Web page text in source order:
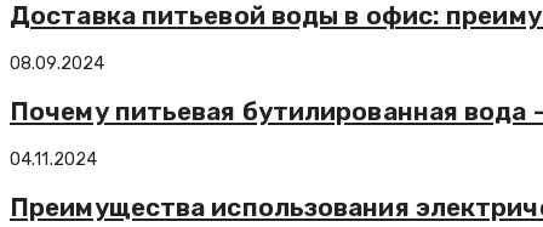
Доставка питьевой воды в офис:
08.09.2024
Почему питьевая бутилированная
04.11.2024
Преимущества использования